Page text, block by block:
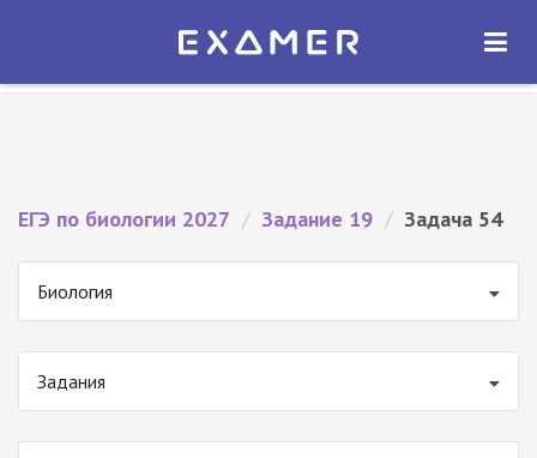
Экзамер — ЕГЭ 2027
ОТКРЫТЬ
ЕГЭ по биологии 2027 / Задание 19 / Задача 54
Биология
Задания